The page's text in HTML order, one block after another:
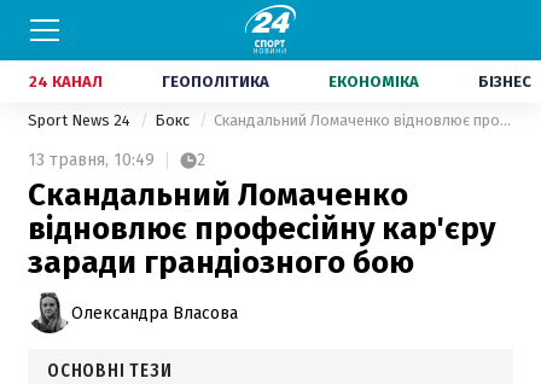
24 КАНАЛ ГЕОПОЛІТИКА ЕКОНОМІКА БІЗНЕС
Sport News 24 Бокс Скандальний Ломаченко відновлює професійну кар'єру заради грандіозного бою
13 травня, 10:49 2
Скандальний Ломаченко
відновлює професійну кар'єру
заради грандіозного бою
Олександра Власова
ОСНОВНІ ТЕЗИ